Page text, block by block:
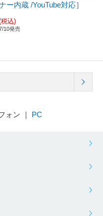
ー内蔵 /YouTube対応］
税込)
10発売
ォン ｜ PC